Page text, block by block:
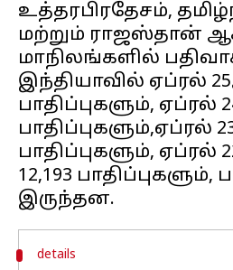
உத்தரபிரதேசம்,
மற்றும் ராஜஸ்தான்
மாநிலங்களில்
இந்தியாவில் ஏப்ரல்
பாதிப்புகளும், ஏப்ரல்
பாதிப்புகளும்,ஏப்ரல்
பாதிப்புகளும், ஏப்ரல்
12,193 பாதிப்புகளும்,
details